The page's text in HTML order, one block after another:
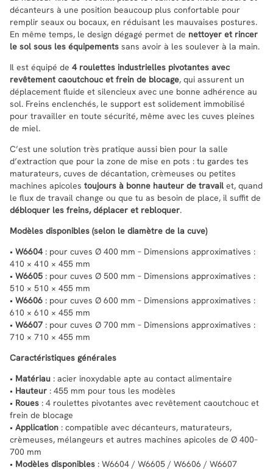
décanteurs à une position beaucoup plus confortable pour
remplir seaux ou bocaux, en réduisant les mauvaises postures.
En même temps, le design dégagé permet de nettoyer et rincer
le sol sous les équipements sans avoir à les soulever à la main.
Il est équipé de 4 roulettes industrielles pivotantes avec
revêtement caoutchouc et frein de blocage, qui assurent un
déplacement fluide et silencieux avec une bonne adhérence au
sol. Freins enclenchés, le support est solidement immobilisé
pour travailler en toute sécurité, même avec les cuves pleines
de miel.
C’est une solution très pratique aussi bien pour la salle
d’extraction que pour la zone de mise en pots : tu gardes tes
maturateurs, cuves de décantation, crèmeuses ou petites
machines apicoles toujours à bonne hauteur de travail et, quand
le flux de travail change ou que tu as besoin de place, il suffit de
débloquer les freins, déplacer et rebloquer.
Modèles disponibles (selon le diamètre de la cuve)
• W6604: pour cuves Ø 400 mm – Dimensions approximatives :
410 × 410 × 455 mm
• W6605 : pour cuves Ø 500 mm – Dimensions approximatives :
510 × 510 × 455 mm
• W6606 : pour cuves Ø 600 mm – Dimensions approximatives :
610 × 610 × 455 mm
• W6607 : pour cuves Ø 700 mm – Dimensions approximatives :
710 × 710 × 455 mm
Caractéristiques générales
• Matériau : acier inoxydable apte au contact alimentaire
• Hauteur : 455 mm pour tous les modèles
• Roues : 4 roulettes pivotantes avec revêtement caoutchouc et
frein de blocage
• Application : compatible avec décanteurs, maturateurs,
crèmeuses, mélangeurs et autres machines apicoles de Ø 400–
700 mm
• Modèles disponibles : W6604 / W6605 / W6606 / W6607